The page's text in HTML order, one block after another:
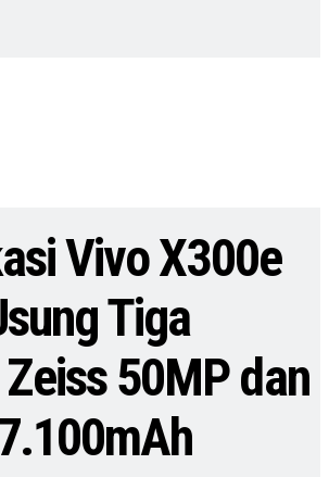
Vivo X300e
Tiga
50MP dan